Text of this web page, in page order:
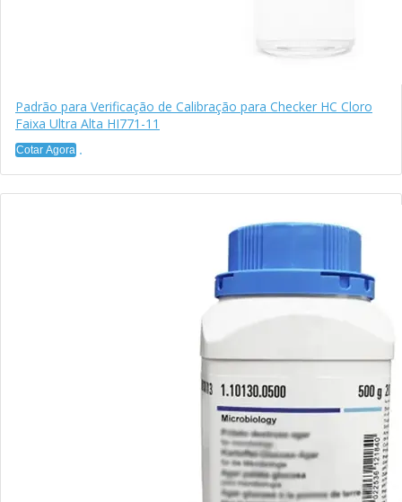
Padrão para Verificação de Calibração para Checker HC Cloro
Faixa Ultra Alta HI771-11
Cotar Agora